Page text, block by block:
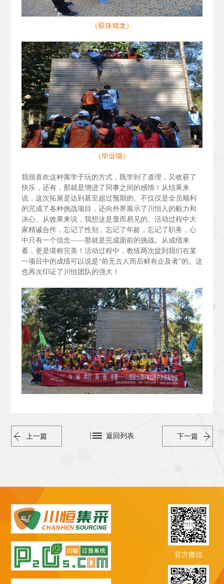
（双珠戏龙）
（毕业墙）
我很喜欢这种寓学于玩的方式，既学到了道理，又收获了
快乐，还有，那就是增进了同事之间的感情！从结果来
说，这次拓展是达到甚至超过预期的。不仅仅是全员顺利
的完成了各种挑战项目，还向外界展示了川恒人的毅力和
决心。从效果来说，我想这是显而易见的。活动过程中大
家精诚合作，忘记了性别，忘记了年龄，忘记了职务，心
中只有一个信念——那就是完成面前的挑战。从成绩来
看，更是堪称完美！活动过程中，教练两次提到我们在某
一项目中的成绩可以说是“前无古人而后鲜有企及者”的。这
也再次印证了川恒团队的强大！
上一篇 下一篇
返回列表
官方微信